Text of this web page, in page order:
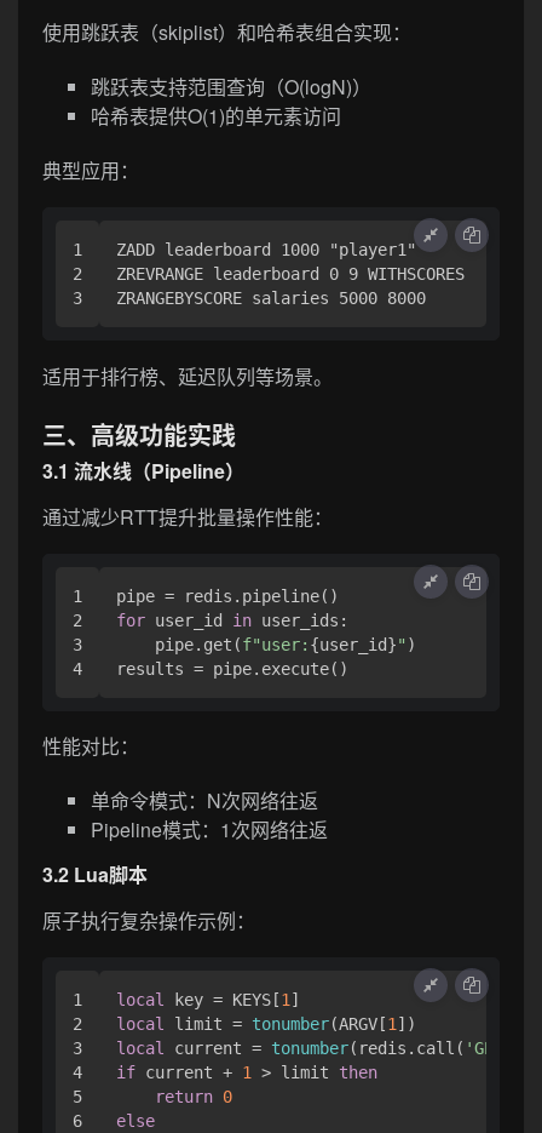
使用跳跃表（skiplist）和哈希表组合实现：
跳跃表支持范围查询（O(logN)）
哈希表提供O(1)的单元素访问
典型应用：
1
2
ZADD leaderboard 1000 "player1"
ZREVRANGE leaderboard 0 9 WITHSCORES
适用于排行榜、延迟队列等场景。
三、高级功能实践
3.1 流水线（Pipeline）
通过减少RTT提升批量操作性能：
1
2
3
for user_id in user_ids:
    pipe.get(
f"user: {user_id}" )
性能对比：
单命令模式：N次网络往返
Pipeline模式：1次网络往返
3.2 Lua脚本
原子执行复杂操作示例：
1
2
3
4
5
6
local key = KEYS[1
local
limit = tonumber(ARGV[1
local
current = tonumber(redis.call( 'GET'
if current + 1 > limit then
return 0
else